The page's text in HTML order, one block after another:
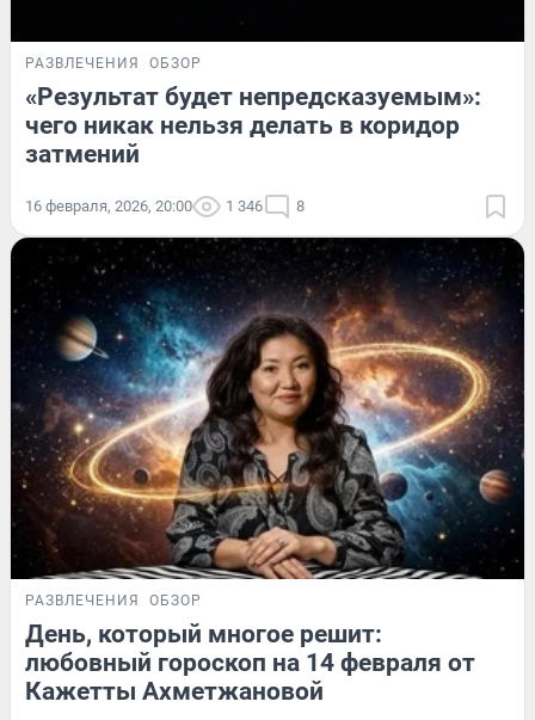
РАЗВЛЕЧЕНИЯ ОБЗОР
«Результат будет непредсказуемым»:
чего никак нельзя делать в коридор
затмений
16 февраля, 2026, 20:00 1 346 8
РАЗВЛЕЧЕНИЯ ОБЗОР
День, который многое решит:
любовный гороскоп на 14 февраля от
Кажетты Ахметжановой